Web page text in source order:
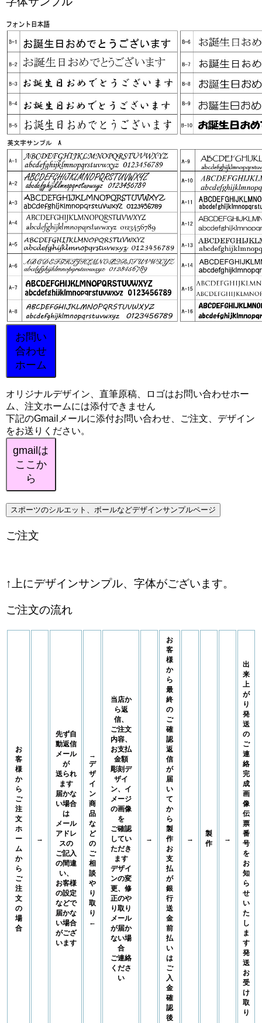
お問い
合わせ
ホーム
オリジナルデザイン、直筆原稿、ロゴはお問い合わせホー
ム、注文ホームには添付できません
下記のGmailメールに添付お問い合わせ、ご注文、デザイン
をお送りください。
gmailは
ここか
ら
スポーツのシルエット、ボールなどデザインサンプルページ
ご注文
↑上にデザインサンプル、字体がございます。
ご注文の流れ
お
客
様
か
ら
ご
注
文
ホ
ー
ム
か
ら
ご
注
文
の
場
合
→
先ず自
動返信
メール
が
送られ
ます
届かな
い場合
は
メール
アドレ
スの
ご記入
の間違
い、
お客様
の設定
などで
届かな
い場合
がござ
います
→
デ
ザ
イ
ン
商
品
な
ど
の
ご
相
談
や
り
取
り
←
当店か
ら返
信、
ご注文
内容、
お支払
金額
彫刻デ
ザイ
ン、イ
メージ
の画像
を
ご確認
してい
ただき
ます
デザイ
ンの変
更、修
正のや
り取り
メール
が届か
ない場
合
ご連絡
くださ
い
→
お
客
様
か
ら
最
終
の
ご
確
認
返
信
が
届
い
て
か
ら
製
作
お
支
払
が
銀
行
送
金
前
払
い
は
ご
入
金
確
認
後
→
製
作
→
出
来
上
が
り
発
送
の
ご
連
絡
完
成
画
像
伝
票
番
号
を
お
知
ら
せ
い
た
し
ま
す
発
送
お
受
け
取
り